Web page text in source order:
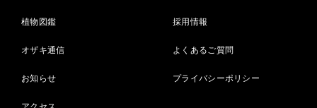
植物図鑑
オザキ通信
お知らせ
採用情報
よくあるご質問
プライバシーポリシー